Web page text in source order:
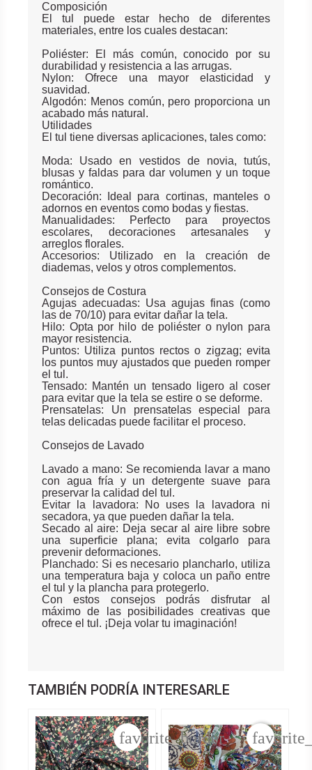
Composición
El tul puede estar hecho de diferentes
materiales, entre los cuales destacan:
Poliéster: El más común, conocido por su
durabilidad y resistencia a las arrugas.
Nylon: Ofrece una mayor elasticidad y
suavidad.
Algodón: Menos común, pero proporciona un
acabado más natural.
Utilidades
El tul tiene diversas aplicaciones, tales como:
Moda: Usado en vestidos de novia, tutús,
blusas y faldas para dar volumen y un toque
romántico.
Decoración: Ideal para cortinas, manteles o
adornos en eventos como bodas y fiestas.
Manualidades: Perfecto para proyectos
escolares, decoraciones artesanales y
arreglos florales.
Accesorios: Utilizado en la creación de
diademas, velos y otros complementos.
Consejos de Costura
Agujas adecuadas: Usa agujas finas (como
las de 70/10) para evitar dañar la tela.
Hilo: Opta por hilo de poliéster o nylon para
mayor resistencia.
Puntos: Utiliza puntos rectos o zigzag; evita
los puntos muy ajustados que pueden romper
el tul.
Tensado: Mantén un tensado ligero al coser
para evitar que la tela se estire o se deforme.
Prensatelas: Un prensatelas especial para
telas delicadas puede facilitar el proceso.
Consejos de Lavado
Lavado a mano: Se recomienda lavar a mano
con agua fría y un detergente suave para
preservar la calidad del tul.
Evitar la lavadora: No uses la lavadora ni
secadora, ya que pueden dañar la tela.
Secado al aire: Deja secar al aire libre sobre
una superficie plana; evita colgarlo para
prevenir deformaciones.
Planchado: Si es necesario plancharlo, utiliza
una temperatura baja y coloca un paño entre
el tul y la plancha para protegerlo.
Con estos consejos podrás disfrutar al
máximo de las posibilidades creativas que
ofrece el tul. ¡Deja volar tu imaginación!
TAMBIÉN PODRÍA INTERESARLE
favorite_border